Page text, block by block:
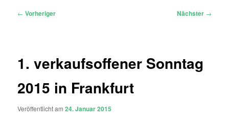
Beitragsnavigation
← Vorheriger Nächster →
1. verkaufsoffener Sonntag
2015 in Frankfurt
Veröffentlicht am24. Januar 2015